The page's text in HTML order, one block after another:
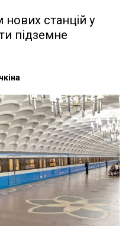
станцій у
підземне